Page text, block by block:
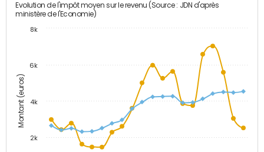
Montant (euros)
Evolution de l'impôt moyen sur le revenu (Source : JDN d'après
ministère de l'Economie)
2k
4k
6k
8k